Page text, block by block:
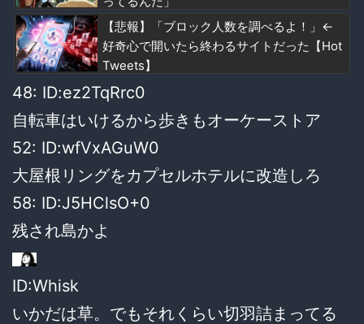
【悲報】「ブロック人数を調べるよ！」←
好奇心で開いたら終わるサイトだった【Hot
Tweets】
48: ID:ez2TqRrc0
自転車はいけるから歩きもオーケーストア
52: ID:wfVxAGuW0
大屋根リングをカプセルホテルに改造しろ
58: ID:J5HClsO+0
残され島かよ
ID:Whisk
いかだは草。でもそれくらい切羽詰まってる